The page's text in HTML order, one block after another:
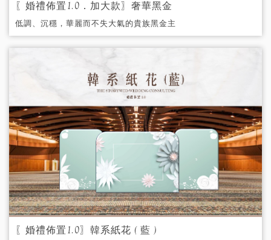
〖婚禮佈置1.0．加大款〗奢華黑金
低調、沉穩，華麗而不失大氣的貴族黑金主
題
〖婚禮佈置1.0〗韓系紙花 ( 藍 )